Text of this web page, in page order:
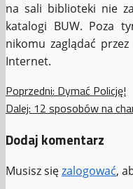
na sali biblioteki nie
katalogi BUW. Poza
nikomu zaglądać
Internet.
Zobacz
wpisy
Poprzedni: Dymać Policję!
Dalej: 12 sposobów na
Dodaj komentarz
Musisz sięzalogować,